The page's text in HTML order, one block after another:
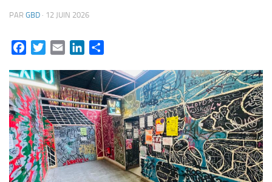
PAR GBD · 12 JUIN 2026
FacebookTwitterEmail LinkedIn